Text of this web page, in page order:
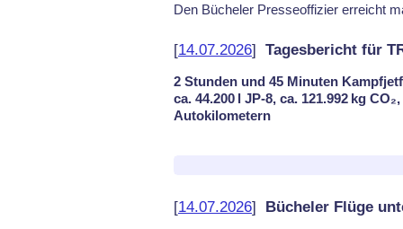
Den Bü­che­ler Pres­se­of­fi­zier er­reicht
[14.07.2026] Tagesbericht für
2 Stunden und 45 Minuten
ca. 44.200 l JP-8, ca. 121.992 kg
Autokilometern
[14.07.2026] Bücheler Flüge